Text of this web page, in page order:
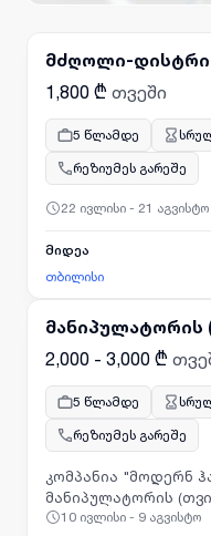
მძღოლი-
1,800 ₾ თვეში
5 წლამდე
რეზიუმეს გარეშე
22 ივლისი - 21 აგვისტო
მიდეა
თბილისი
2,000 - 3,000 ₾
5 წლამდე
რეზიუმეს გარეშე
კომპანია "მოდერნ
მანიპულატორის
10 ივლისი - 9 აგვისტო